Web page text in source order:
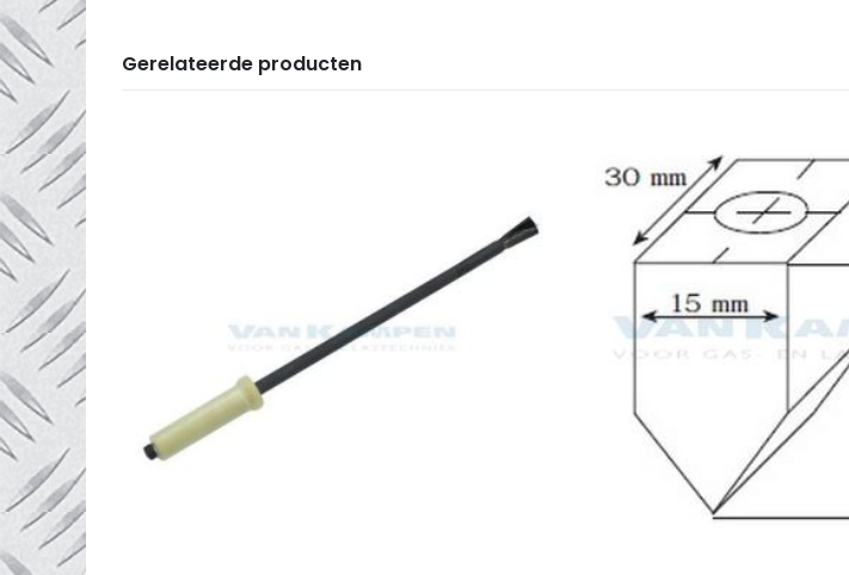
Gerelateerde producten